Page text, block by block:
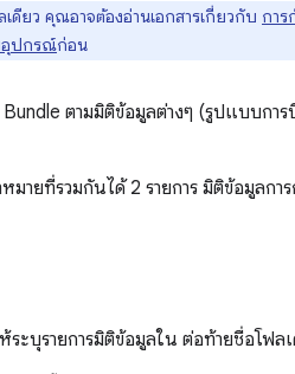
ดียว คุณอาจต้องอ่านเอกสารเกี่ยวกับ กา
อุปกรณ์ก่อน
ตามมิติข้อมูลต่างๆ (รูปแบบก
ยที่รวมกันได้ 2 รายการ มิติข้อมูลกา
ระบุรายการมิติข้อมูลใน ต่อท้ายชื่อโฟล